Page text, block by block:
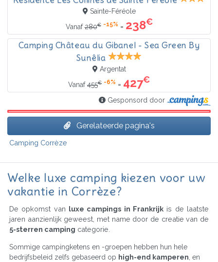
Sainte-Féréole
Vanaf280€ -15% = 238€
Camping Château du Gibanel - Sea Green By
Sunêlia
Argentat
Vanaf455€ -6% = 427€
Gesponsord door
Gerelateerde pagina's
Camping Corrèze
Welke luxe camping kiezen voor uw
vakantie in Corrèze?
De opkomst van luxe campings in Frankrijk is de laatste
jaren aanzienlijk geweest, met name door de creatie van de
5-sterren camping categorie.
Sommige campingketens en -groepen hebben hun hele
bedrijfsbeleid zelfs gebaseerd op high-end kamperen, en